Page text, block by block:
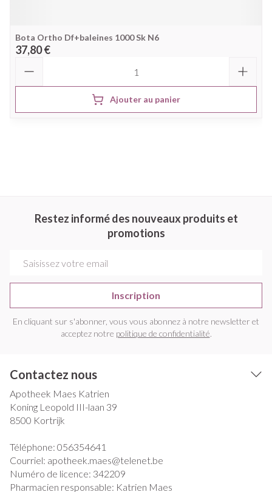
Bota Ortho Df+baleines 1000 Sk N6
37,80 €
Ajouter au panier
Restez informé des nouveaux produits et
promotions
Inscription
En cliquant sur s'abonner, vous vous abonnez à notre newsletter et
acceptez notre politique de confidentialité.
Contactez nous
Apotheek Maes Katrien
Koning Leopold III-laan 39
8500 Kortrijk
Téléphone: 056354641
Courriel: apotheek.maes@telenet.be
Numéro de licence: 342209
Pharmacien responsable: Katrien Maes